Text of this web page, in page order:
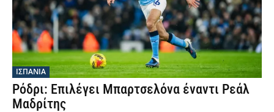
ΙΣΠΑΝΙΑ
Ρόδρι: Επιλέγει Μπαρτσελόνα έναντι Ρεάλ
Μαδρίτης